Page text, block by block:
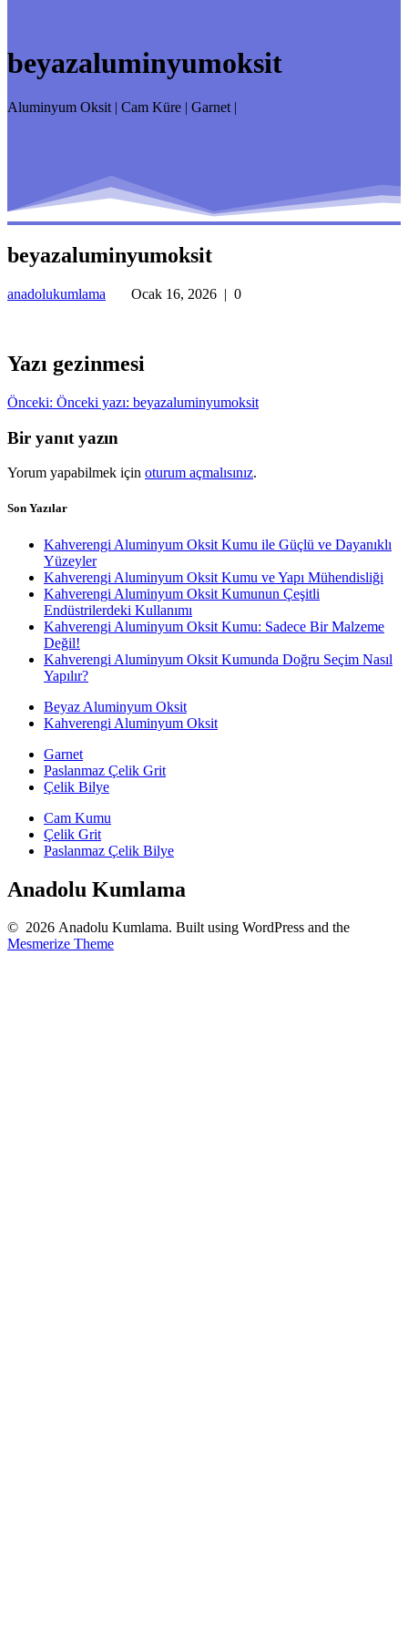
beyazaluminyumoksit
Aluminyum Oksit | Cam Küre | Garnet |
beyazaluminyumoksit
anadolukumlama Ocak 16, 2026 | 0
Yazı gezinmesi
Önceki: Önceki yazı: beyazaluminyumoksit
Bir yanıt yazın
Yorum yapabilmek için oturum açmalısınız.
Son Yazılar
Kahverengi Aluminyum Oksit Kumu ile Güçlü ve Dayanıklı
Yüzeyler
Kahverengi Aluminyum Oksit Kumu ve Yapı Mühendisliği
Kahverengi Aluminyum Oksit Kumunun Çeşitli
Endüstrilerdeki Kullanımı
Kahverengi Aluminyum Oksit Kumu: Sadece Bir Malzeme
Değil!
Kahverengi Aluminyum Oksit Kumunda Doğru Seçim Nasıl
Yapılır?
Beyaz Aluminyum Oksit
Kahverengi Aluminyum Oksit
Garnet
Paslanmaz Çelik Grit
Çelik Bilye
Cam Kumu
Çelik Grit
Paslanmaz Çelik Bilye
Anadolu Kumlama
© 2026 Anadolu Kumlama. Built using WordPress and the
Mesmerize Theme